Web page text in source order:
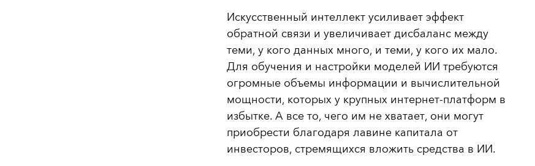
Искусственный интеллект усиливает эффект
обратной связи и увеличивает дисбаланс между
теми, у кого данных много, и теми, у кого их мало.
Для обучения и настройки моделей ИИ требуются
огромные объемы информации и вычислительной
мощности, которых у крупных интернет-платформ в
избытке. А все то, чего им не хватает, они могут
приобрести благодаря лавине капитала от
инвесторов, стремящихся вложить средства в ИИ.